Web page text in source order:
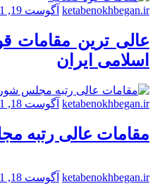
ketabenokhbegan.ir آگوست 19, 2021
عالی ترین مقامات
اسلامی ایران
ketabenokhbegan.ir آگوست 18, 2021
مقامات عالی رتبه
ketabenokhbegan.ir آگوست 18, 2021